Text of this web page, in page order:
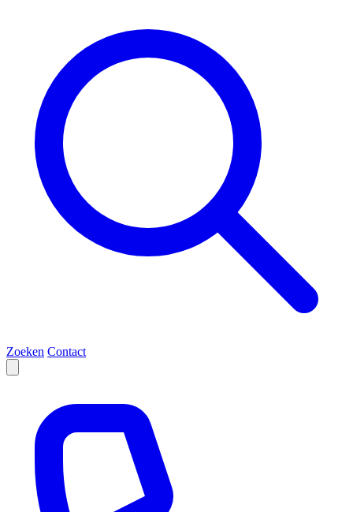
Zoeken Contact